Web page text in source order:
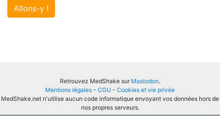
Allons-y !
Retrouvez MedShake sur Mastodon.
Mentions légales - CGU - Cookies et vie privée
MedShake.net n'utilise aucun code informatique envoyant vos données hors de
nos propres serveurs.